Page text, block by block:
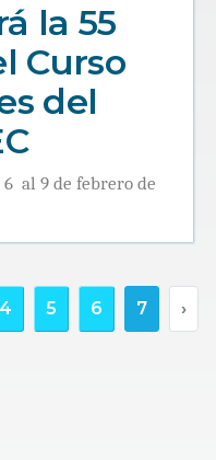
la 55
Curso
del
6 al 9 de febrero de
4 5 6 7 ›